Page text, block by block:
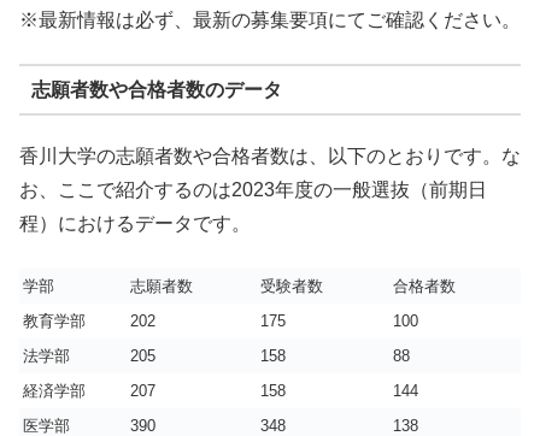
※最新情報は必ず、最新の募集要項にてご確認ください。
志願者数や合格者数のデータ
香川大学の志願者数や合格者数は、以下のとおりです。な
お、ここで紹介するのは2023年度の一般選抜（前期日
程）におけるデータです。
学部 志願者数 受験者数 合格者数
教育学部
202 175 100
法学部
205 158 88
経済学部
207 158 144
医学部
390 348 138